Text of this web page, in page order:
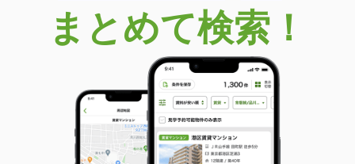
まとめて検索！